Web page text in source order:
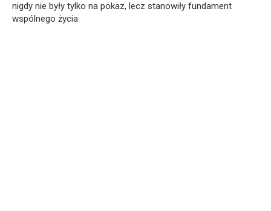
nigdy nie były tylko na pokaz, lecz stanowiły fundament
wspólnego życia.